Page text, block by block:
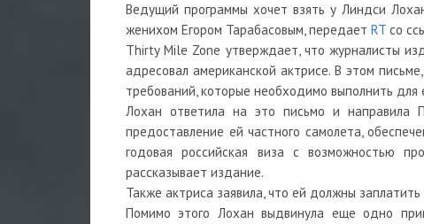
Ведущий программы хочет взять у Линдси
женихом Егором Тарабасовым, передает RT со
Thirty Mile Zone утверждает, что журналисты
адресовал американской актрисе. В этом
требований, которые необходимо выполнить для
Лохан ответила на это письмо и направила
предоставление ей частного самолета,
годовая российская виза с возможностью
рассказывает издание.
Также актриса заявила, что ей должны
Помимо этого Лохан выдвинула еще одно